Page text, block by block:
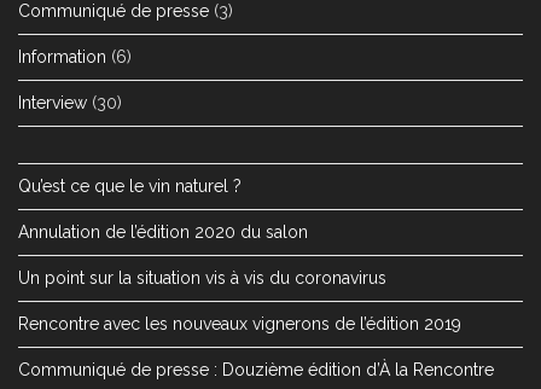
Communiqué de presse (3)
Information (6)
Interview (30)
Qu’est ce que le vin naturel ?
Annulation de l’édition 2020 du salon
Un point sur la situation vis à vis du coronavirus
Rencontre avec les nouveaux vignerons de l’édition 2019
Communiqué de presse : Douzième édition d’À la Rencontre